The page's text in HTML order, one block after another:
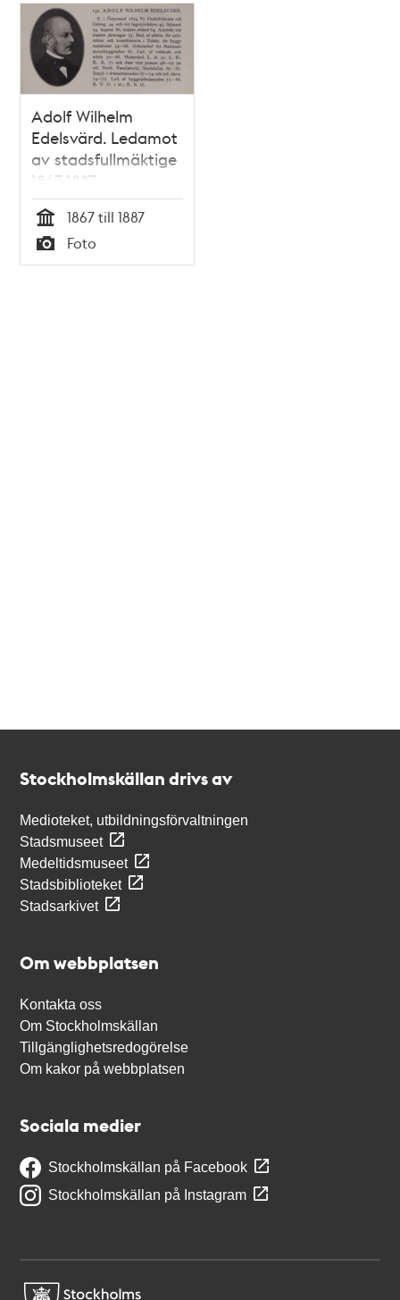
Adolf Wilhelm
Edelsvärd. Ledamot
av stadsfullmäktige
1867-1887
Tid
1867 till 1887
Typ
Foto
Stockholmskällan drivs av
Medioteket, utbildningsförvaltningen
Stadsmuseet
Medeltidsmuseet
Stadsbiblioteket
Stadsarkivet
Om webbplatsen
Kontakta oss
Om Stockholmskällan
Tillgänglighetsredogörelse
Om kakor på webbplatsen
Sociala medier
Stockholmskällan på Facebook
Stockholmskällan på Instagram